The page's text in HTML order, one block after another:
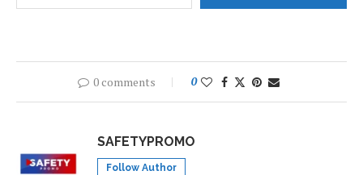
0 comments 0
SAFETYPROMO
Follow Author